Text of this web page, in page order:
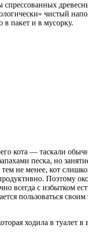
чистый
в пакет и в мусорку.
кота — таскали
песка, но
не менее, кот
Поэтому
всегда с избытком
пользоваться
ходила в туалет